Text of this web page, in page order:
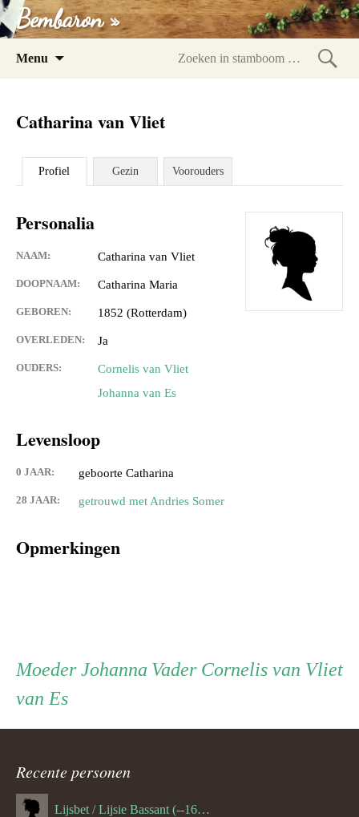
Bembaron »
Menu
Catharina van Vliet
Profiel Gezin Voorouders
Personalia
NAAM: Catharina van Vliet
DOOPNAAM: Catharina Maria
GEBOREN: 1852 (Rotterdam)
OVERLEDEN: Ja
OUDERS:
Cornelis van Vliet
Johanna van Es
Levensloop
0 JAAR: geboorte Catharina
28 JAAR: getrouwd met Andries Somer
Opmerkingen
Persoon
ouder
navigatie
Vader Vader
Cornelis van Vliet
MoederMoeder
Johanna
van Es
Recente personen
Lijsbet / Lijsie Bassant (--1687)